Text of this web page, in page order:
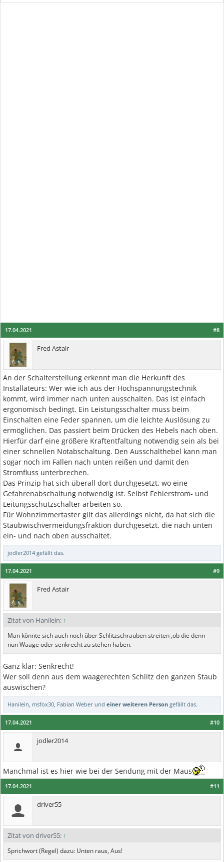
#8
17.04.2021
Fred Astair
An der Schalterstellung erkennt man die Herkunft des
Installateurs: Wer wie ich aus der Hochspannungstechnik
kommt, wird immer nach unten ausschalten. Das ist einfach
ergonomisch bedingt. Ein Leistungsschalter muss beim
Einschalten eine Feder spannen, um die leichte Auslösung zu
ermöglichen. Das passiert beim Drücken des Hebels nach oben.
Hierfür darf eine größere Kraftentfaltung notwendig sein als bei
einer schnellen Notabschaltung. Den Ausschalthebel kann man
sogar noch im Fallen nach unten reißen und damit den
Stromfluss unterbrechen.
Das Prinzip hat sich überall dort durchgesetzt, wo eine
Gefahrenabschaltung notwendig ist. Selbst Fehlerstrom- und
Leitungsschutzschalter arbeiten so.
Für Wohnzimmertaster gilt das allerdings nicht, da hat sich die
Staubwischvermeidungsfraktion durchgesetzt, die nach unten
ein- und nach oben ausschaltet.
jodler2014 gefällt das.
#9
17.04.2021
Fred Astair
Zitat von Hanilein: ↑
Man könnte sich auch noch über Schlitzschrauben streiten ,ob die denn
nun Waage oder senkrecht zu stehen haben.
Ganz klar: Senkrecht!
Wer soll denn aus dem waagerechten Schlitz den ganzen Staub
auswischen?
Hanilein msfox30 Fabian Weber und einer weiteren Person gefällt das.
#10
17.04.2021
jodler2014
Manchmal ist es hier wie bei der Sendung mit der Maus
#11
17.04.2021
driver55
Zitat von driver55: ↑
Sprichwort (Regel) dazu: Unten raus, Aus!